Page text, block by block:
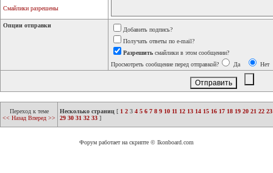
Смайлики разрешены
Опции отправки
Добавить подпись?
Получать ответы по e-mail?
Разрешить смайлики в этом сообщении?
Просмотреть сообщение перед отправкой?
Да Нет
Переход к теме
<< Назад Вперед >>
Несколько страниц [ 1 2 3 4 5 6 7 8 9 10 11 12 13 14 15 16 17 18 19 20 21 22 23
29 30 31 32 33 ]
Форум работает на скрипте © Ikonboard.com